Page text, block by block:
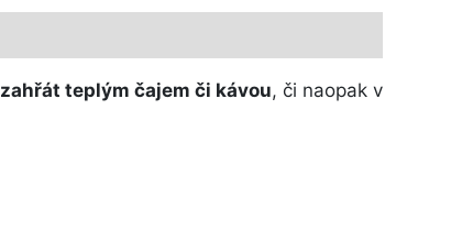
zahřát teplým čajem či kávou, či naopak v